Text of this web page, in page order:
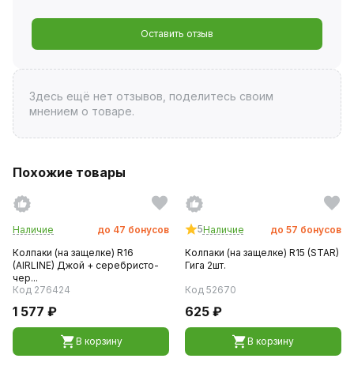
Оставить отзыв
Здесь ещё нет отзывов, поделитесь своим
мнением о товаре.
Похожие товары
Наличие до 47 бонусов
Колпаки (на защелке) R16
(AIRLINE) Джой + серебристо-
чер...
Код 276424
1 577 ₽
В корзину
5Наличие до 57 бонусов
Колпаки (на защелке) R15 (STAR)
Гига 2шт.
Код 52670
625 ₽
В корзину